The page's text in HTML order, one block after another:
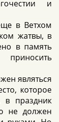
и
в Ветхом
жатвы, в
в память
являться
которое
в праздник
не должен